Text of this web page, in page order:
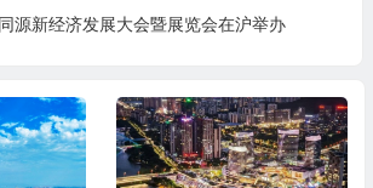
源新经济发展大会暨展览会在沪举办